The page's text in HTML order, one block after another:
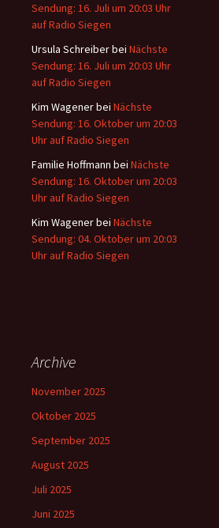
Sendung: 16. Juli um 20:03 Uhr
auf Radio Siegen
Ursula Schreiberbei Nächste
Sendung: 16. Juli um 20:03 Uhr
auf Radio Siegen
Kim Wagenerbei Nächste
Sendung: 16. Oktober um 20:03
Uhr auf Radio Siegen
Familie Hoffmann bei Nächste
Sendung: 16. Oktober um 20:03
Uhr auf Radio Siegen
Kim Wagenerbei Nächste
Sendung: 04. Oktober um 20:03
Uhr auf Radio Siegen
Archive
November 2025
Oktober 2025
September 2025
August 2025
Juli 2025
Juni 2025